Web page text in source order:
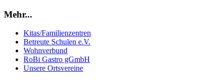
Mehr...
Kitas/Familienzentren
Betreute Schulen e.V.
Wohnverbund
RoBi Gastro gGmbH
Unsere Ortsvereine